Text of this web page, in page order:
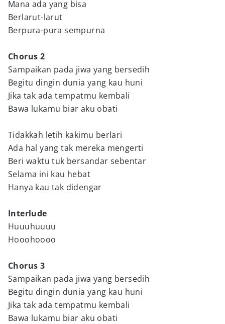
Mana ada yang bisa
Berlarut-larut
Berpura-pura sempurna
Chorus 2
Sampaikan pada jiwa yang bersedih
Begitu dingin dunia yang kau huni
Jika tak ada tempatmu kembali
Bawa lukamu biar aku obati
Tidakkah letih kakimu berlari
Ada hal yang tak mereka mengerti
Beri waktu tuk bersandar sebentar
Selama ini kau hebat
Hanya kau tak didengar
Interlude
Huuuhuuuu
Hooohoooo
Chorus 3
Sampaikan pada jiwa yang bersedih
Begitu dingin dunia yang kau huni
Jika tak ada tempatmu kembali
Bawa lukamu biar aku obati